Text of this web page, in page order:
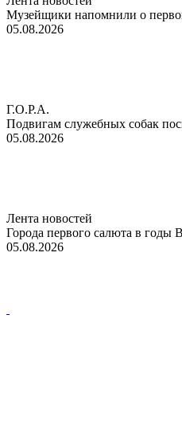
Музейщики напомнили о
05.08.2026
Г.О.Р.А.
Подвигам служебных собак
05.08.2026
Лента новостей
Города первого салюта в годы
05.08.2026